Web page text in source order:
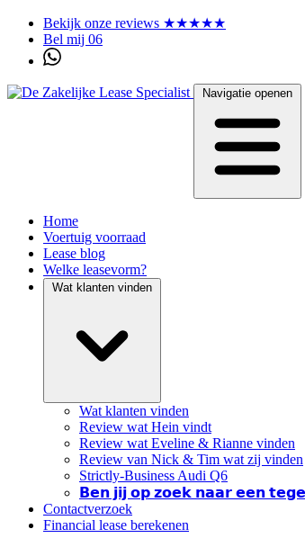
Bekijk onze reviews ★★★★★
Bel mij 06
Navigatie openen
Home
Voertuig voorraad
Lease blog
Welke leasevorm?
Wat klanten vinden
Wat klanten vinden
Review wat Hein vindt
Review wat Eveline & Rianne vinden
Review van Nick & Tim wat zij vinden
Strictly-Business Audi Q6
𝗕𝗲𝗻 𝗷𝗶𝗷 𝗼𝗽 𝘇𝗼𝗲𝗸 𝗻𝗮𝗮𝗿 𝗲𝗲𝗻
Contactverzoek
Financial lease berekenen